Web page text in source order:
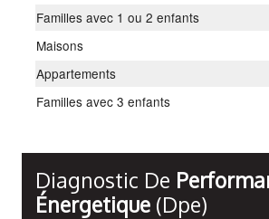
Familles avec 1 ou 2 enfants
Maisons
Appartements
Familles avec 3 enfants
Diagnostic De
Énergetique (dpe)